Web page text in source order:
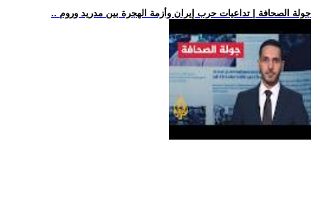
.. جولة الصحافة | تداعيات حرب إيران وأزمة الهجرة بين مدريد وروم